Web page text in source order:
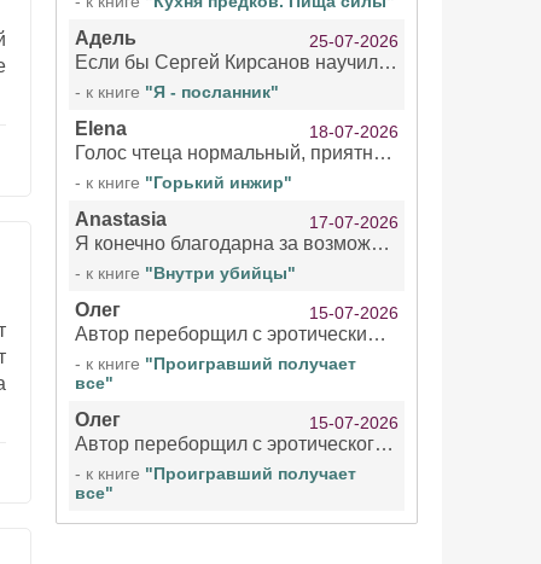
Адель 25-07-2026
Если бы Сергей Кирсанов научился не сглатывать каждые 1-2 минуты слюну, так что слышно в микрофоне и, что вызывает отвращение, то мелжно было бы слушать.
- к книге "Я - посланник"
Elena 18-07-2026
Голос чтеца нормальный, приятный тембр. Мне очень понравилось озвучивание рассказа. Очень странный отзыв Надежды. Может у неё что-то с нервами?
- к книге "Горький инжир"
Anastasia 17-07-2026
Я конечно благодарна за возможность бесплатно слушать книги даже новинки , но чтение этой книги просто ужасно
- к книге "Внутри убийцы"
Олег 15-07-2026
Автор переборщил с эротическими сценами. Похоже, с этим у него проблемы.
- к книге "Проигравший получает
все"
Олег 15-07-2026
Автор переборщил с эротического сценами. Похоже, с этим у него проблемы.
- к книге "Проигравший получает
все"